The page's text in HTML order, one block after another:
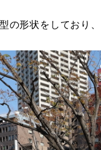
の形状をしており